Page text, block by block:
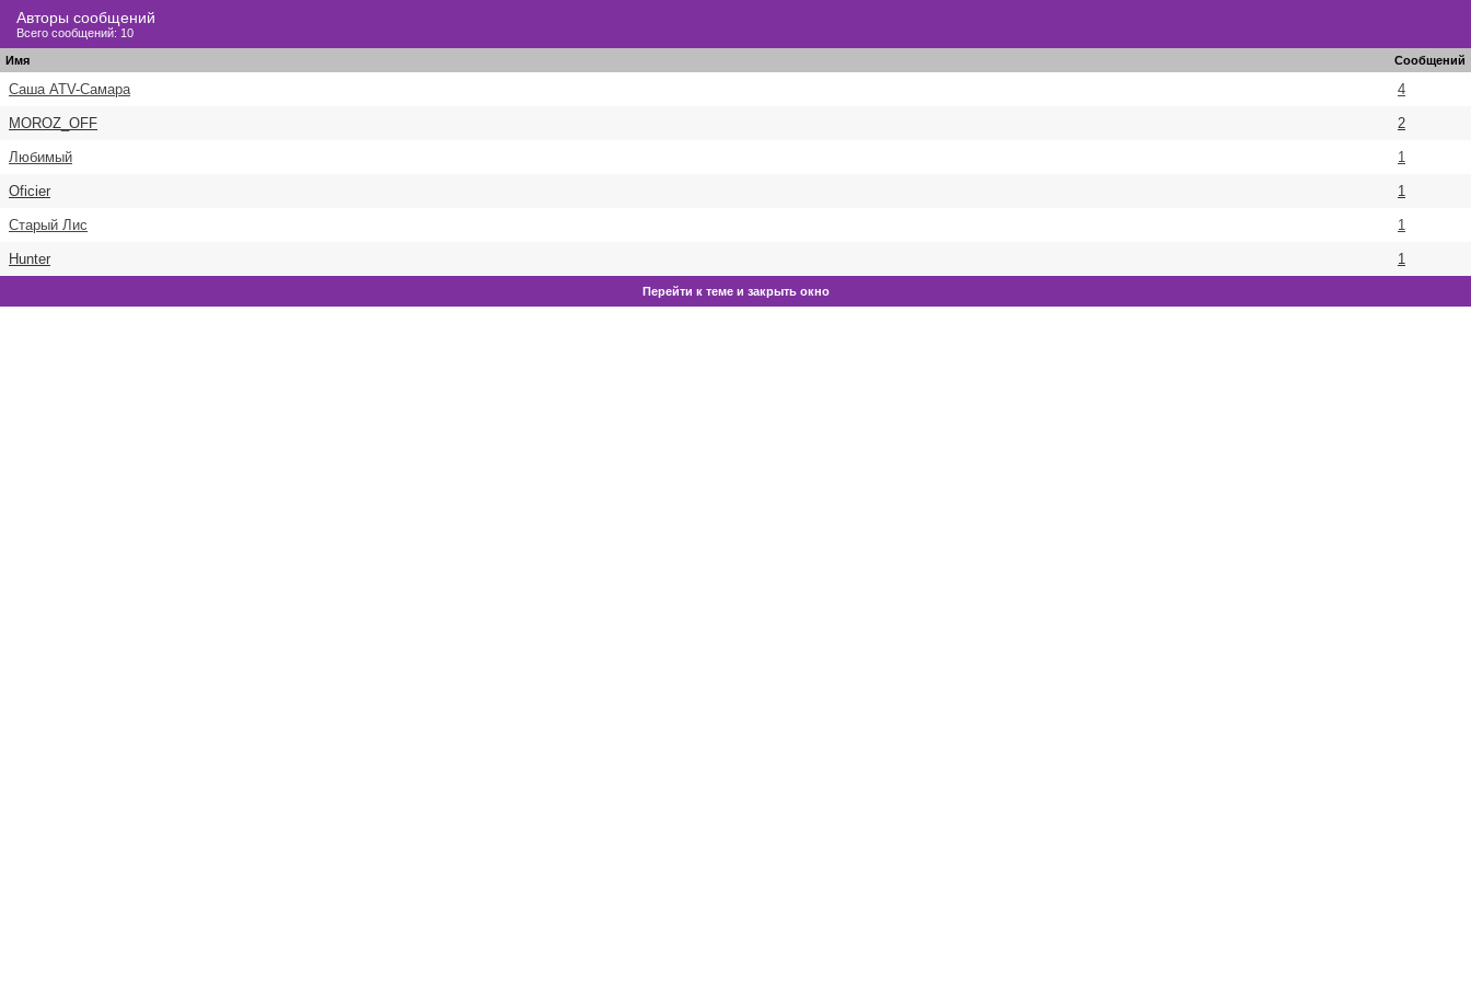
Авторы сообщений
Всего сообщений: 10
Имя Сообщений
Саша ATV-Самара 4
MOROZ_OFF 2
Любимый 1
Oficier 1
Старый Лис 1
Hunter 1
Перейти к теме и закрыть окно